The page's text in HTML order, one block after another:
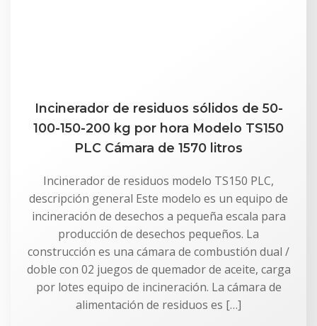
Incinerador de residuos sólidos de 50-
100-150-200 kg por hora Modelo TS150
PLC Cámara de 1570 litros
Incinerador de residuos modelo TS150 PLC,
descripción general Este modelo es un equipo de
incineración de desechos a pequeña escala para
producción de desechos pequeños. La
construcción es una cámara de combustión dual /
doble con 02 juegos de quemador de aceite, carga
por lotes equipo de incineración. La cámara de
alimentación de residuos es […]